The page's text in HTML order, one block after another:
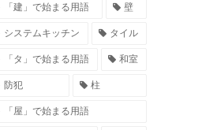
「建」で始まる用語 壁
システムキッチン タイル
「タ」で始まる用語 和室
防犯 柱
「屋」で始まる用語